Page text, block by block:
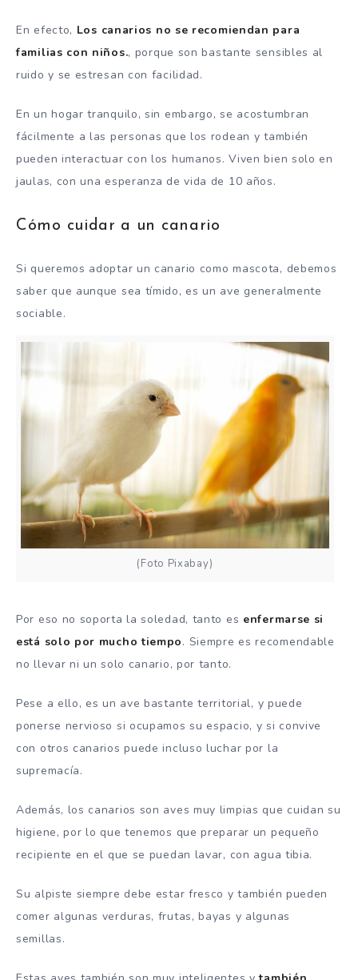
En efecto, Los canarios no se recomiendan para
familias con niños., porque son bastante sensibles al
ruido y se estresan con facilidad.
En un hogar tranquilo, sin embargo, se acostumbran
fácilmente a las personas que los rodean y también
pueden interactuar con los humanos. Viven bien solo en
jaulas, con una esperanza de vida de 10 años.
Cómo cuidar a un canario
Si queremos adoptar un canario como mascota, debemos
saber que aunque sea tímido, es un ave generalmente
sociable.
(Foto Pixabay)
Por eso no soporta la soledad, tanto es enfermarse si
está solo por mucho tiempo. Siempre es recomendable
no llevar ni un solo canario, por tanto.
Pese a ello, es un ave bastante territorial, y puede
ponerse nervioso si ocupamos su espacio, y si convive
con otros canarios puede incluso luchar por la
supremacía.
Además, los canarios son aves muy limpias que cuidan su
higiene, por lo que tenemos que preparar un pequeño
recipiente en el que se puedan lavar, con agua tibia.
Su alpiste siempre debe estar fresco y también pueden
comer algunas verduras, frutas, bayas y algunas
semillas.